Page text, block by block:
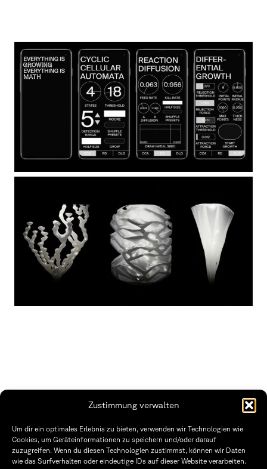
Zustimmung verwalten
Um dir ein optimales Erlebnis zu bieten, verwenden wir Technologien wie
Cookies, um Geräteinformationen zu speichern und/oder darauf
zuzugreifen. Wenn du diesen Technologien zustimmst, können wir Daten
wie das Surfverhalten oder eindeutige IDs auf dieser Website verarbeiten.
THWS | Fakultät Gestaltung Würzburg
Technische Hochschule
Würzburg-Schweinfurt
Sanderheinrichsleitenweg 20
Öffnungszeiten Dekanat
Montag – Freitag
8:30 – 12:00